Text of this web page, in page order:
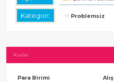
Kategori: Problemsiz
Kurlar
Para Birimi Alış